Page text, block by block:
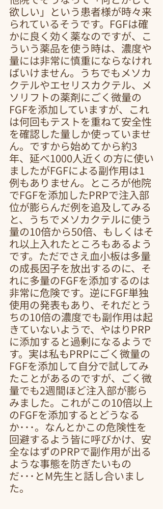
欲しい」という患者様が時々来
られているそうです。FGFは確
かに良く効く薬なのですが、こ
ういう薬品を使う時は、濃度や
量には非常に慎重にならなけれ
ばいけません。うちでもメソカ
クテルやエセリスカクテル、メ
ソリフトの薬剤にごく微量の
FGFを添加していますが、これ
は何回もテストを重ねて安全性
を確認した量しか使っていませ
ん。ですから始めてから約3
年、延べ1000人近くの方に使い
ましたがFGFによる副作用は1
例もありません。ところが他院
でFGFを添加したPRPで注入部
位が膨らんだ例を追及してみる
と、うちでメソカクテルに使う
量の10倍から50倍、もしくはそ
れ以上入れたところもあるよう
です。ただでさえ血小板は多量
の成長因子を放出するのに、そ
れに多量のFGFを添加するのは
非常に危険です。逆にFGF単独
使用の発表もあり、それだとう
ちの10倍の濃度でも副作用は起
きていないようで、やはりPRP
に添加すると過剰になるようで
す。実は私もPRPにごく微量の
FGFを添加して自分で試してみ
たことがあるのですが、ごく微
量でも2週間ほど注入部が膨ら
みました。これがこの10倍以上
のFGFを添加するとどうなる
か･･･。なんとかこの危険性を
回避するよう皆に呼びかけ、安
全なはずのPRPで副作用が出る
ような事態を防ぎたいもの
だ･･･とM先生と話し合いまし
た。